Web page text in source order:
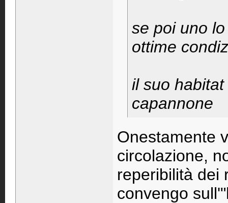
se poi uno
ottime
il suo
capannone
Onestamente
circolazione,
reperibilità dei
convengo